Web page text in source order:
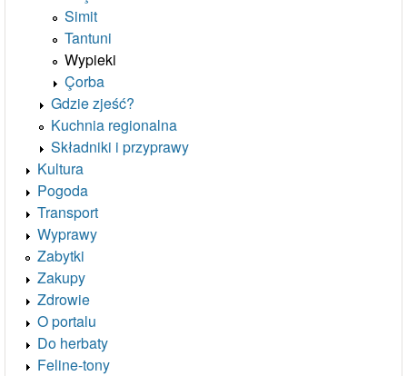
Simit
Tantuni
Wypieki
Çorba
Gdzie zjeść?
Kuchnia regionalna
Składniki i przyprawy
Kultura
Pogoda
Transport
Wyprawy
Zabytki
Zakupy
Zdrowie
O portalu
Do herbaty
Feline-tony